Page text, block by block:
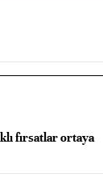
fırsatlar ortaya